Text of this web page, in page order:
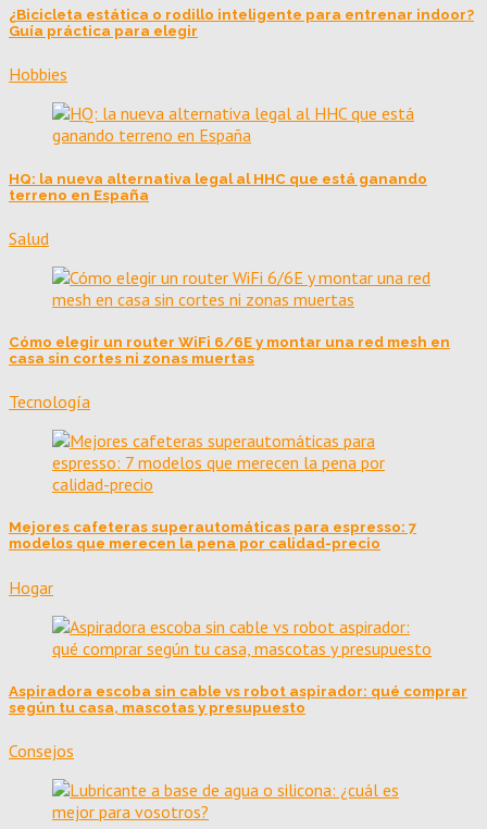
¿Bicicleta estática o rodillo inteligente para entrenar indoor?
Guía práctica para elegir
Hobbies
HQ: la nueva alternativa legal al HHC que está ganando
terreno en España
Salud
Cómo elegir un router WiFi 6/6E y montar una red mesh en
casa sin cortes ni zonas muertas
Tecnología
Mejores cafeteras superautomáticas para espresso: 7
modelos que merecen la pena por calidad-precio
Hogar
Aspiradora escoba sin cable vs robot aspirador: qué comprar
según tu casa, mascotas y presupuesto
Consejos